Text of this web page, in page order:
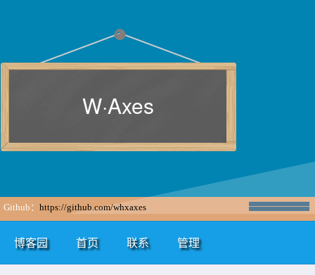
W·Axes
Github： https://github.com/whxaxes
博客园 首页 联系 管理